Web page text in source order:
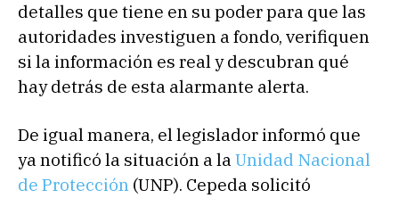
detalles que tiene en su poder para que las
autoridades investiguen a fondo, verifiquen
si la información es real y descubran qué
hay detrás de esta alarmante alerta.
De igual manera, el legislador informó que
ya notificó la situación a laUnidad Nacional
de Protección (UNP). Cepeda solicitó